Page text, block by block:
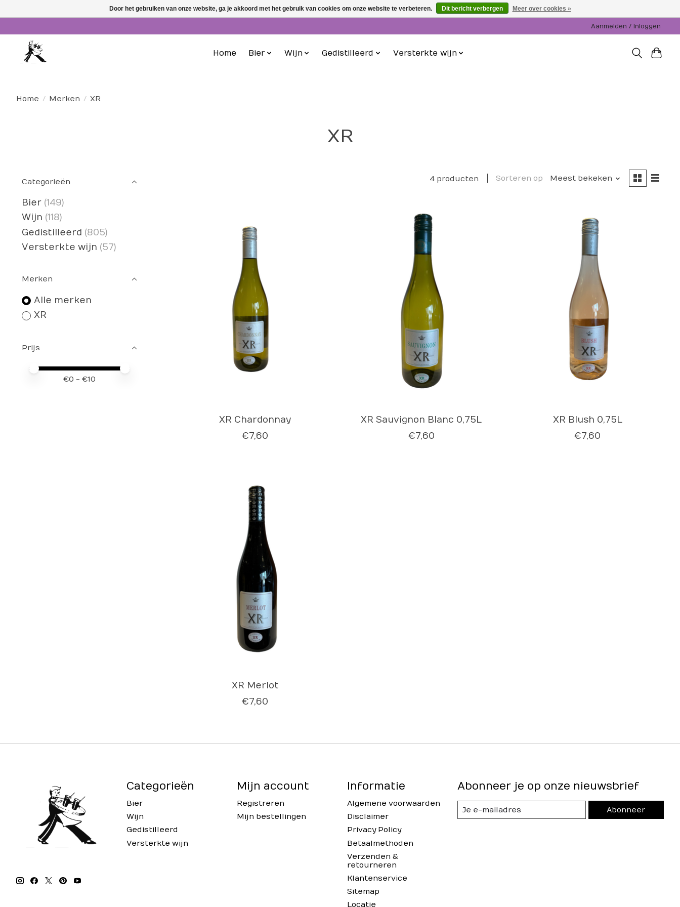
Aanmelden / Inloggen
Home Bier Wijn Gedistilleerd Versterkte wijn
Home / Merken / XR
XR
Categorieën
Bier (149)
Wijn (118)
Gedistilleerd (805)
Versterkte wijn (57)
Merken
Alle merken
XR
Prijs
Minimale prijswaarde
Price maximum value
€0 - €10
4 producten Sorteren op Meest bekeken
XR Chardonnay
€7,60
XR Sauvignon Blanc 0,75L
€7,60
XR Blush 0,75L
€7,60
XR Merlot
€7,60
Categorieën
Bier
Wijn
Gedistilleerd
Versterkte wijn
Mijn account
Registreren
Mijn bestellingen
Informatie
Algemene voorwaarden
Disclaimer
Privacy Policy
Betaalmethoden
Verzenden &
retourneren
Klantenservice
Sitemap
Locatie
Abonneer je op onze nieuwsbrief
Abonneer
Door het gebruiken van onze website, ga je akkoord met het gebruik van cookies om onze website te verbeteren. Dit bericht verbergen Meer over cookies »